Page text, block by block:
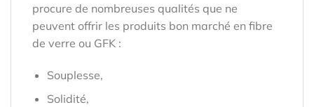
procure de nombreuses qualités que ne
peuvent offrir les produits bon marché en fibre
de verre ou GFK :
Souplesse,
Solidité,